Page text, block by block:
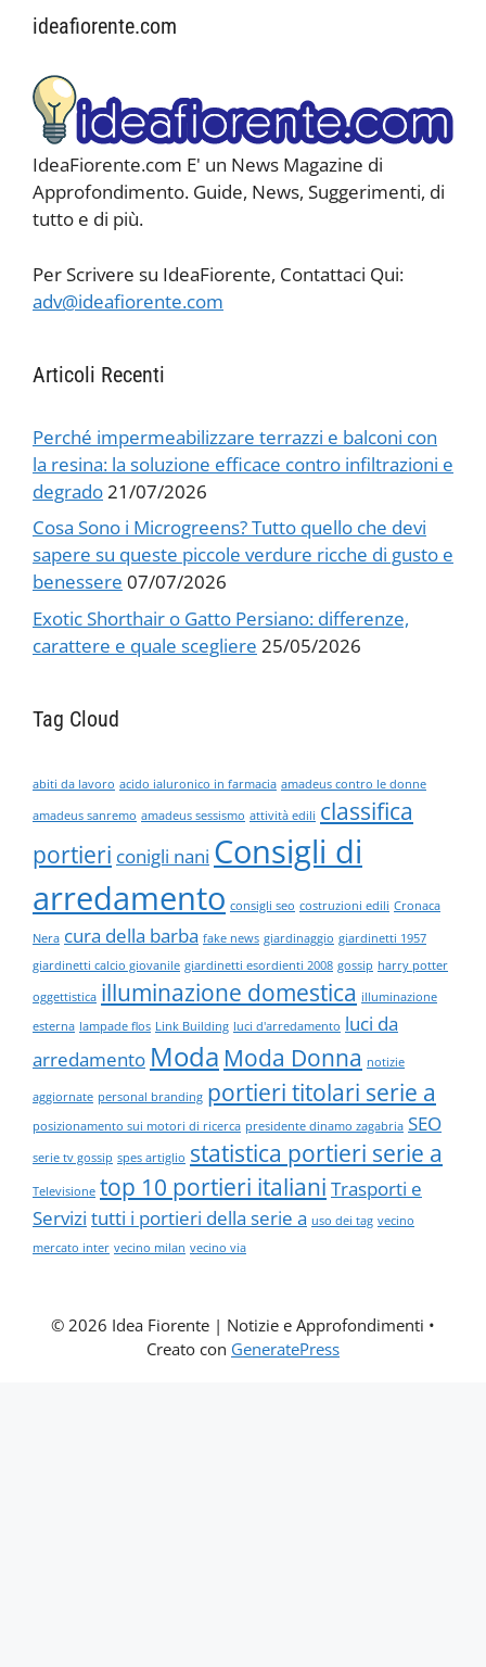
ideafiorente.com
IdeaFiorente.com E' un News Magazine di
Approfondimento. Guide, News, Suggerimenti, di
tutto e di più.
Per Scrivere su IdeaFiorente, Contattaci Qui:
adv@ideafiorente.com
Articoli Recenti
Perché impermeabilizzare terrazzi e balconi con
la resina: la soluzione efficace contro infiltrazioni e
degrado21/07/2026
Cosa Sono i Microgreens? Tutto quello che devi
sapere su queste piccole verdure ricche di gusto e
benessere 07/07/2026
Exotic Shorthair o Gatto Persiano: differenze,
carattere e quale scegliere 25/05/2026
Tag Cloud
abiti da lavoro acido ialuronico in farmacia amadeus contro le donne
amadeus sanremo amadeus sessismo attività edili classifica
portieri conigli nani Consigli di
arredamento consigli seo costruzioni edili Cronaca
Nera cura della barba fake news giardinaggio giardinetti 1957
giardinetti calcio giovanile giardinetti esordienti 2008 gossip harry potter
oggettistica illuminazione domestica illuminazione
esterna lampade flos Link Building luci d'arredamento luci da
arredamento Moda Moda Donna notizie
aggiornate personal branding portieri titolari serie a
posizionamento sui motori di ricerca presidente dinamo zagabria SEO
serie tv gossip spes artiglio statistica portieri serie a
Televisione top 10 portieri italiani Trasporti e
Servizi tutti i portieri della serie a uso dei tag vecino
mercato inter vecino milan vecino via
© 2026 Idea Fiorente | Notizie e Approfondimenti •
Creato con GeneratePress